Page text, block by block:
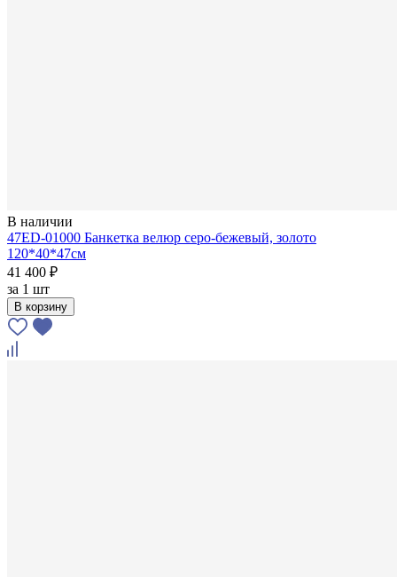
В наличии
47ED-01000 Банкетка велюр серо-бежевый, золото
120*40*47см
41 400 ₽
за 1 шт
В корзину